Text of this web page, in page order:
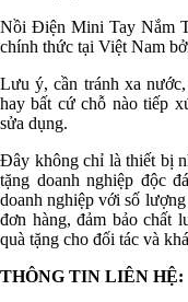
Nồi Điện Mini Tay Nắm
chính thức tại Việt Nam
Lưu ý, cần tránh xa
hay bất cứ chỗ nào tiếp
sửa dụng.
Đây không chỉ là thiết bị
tặng doanh nghiệp độc
doanh nghiệp với số
đơn hàng, đảm bảo chất
quà tặng cho đối tác và
THÔNG TIN LIÊN HỆ: